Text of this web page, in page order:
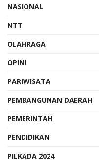
NASIONAL
NTT
OLAHRAGA
OPINI
PARIWISATA
PEMBANGUNAN DAERAH
PEMERINTAH
PENDIDIKAN
PILKADA 2024